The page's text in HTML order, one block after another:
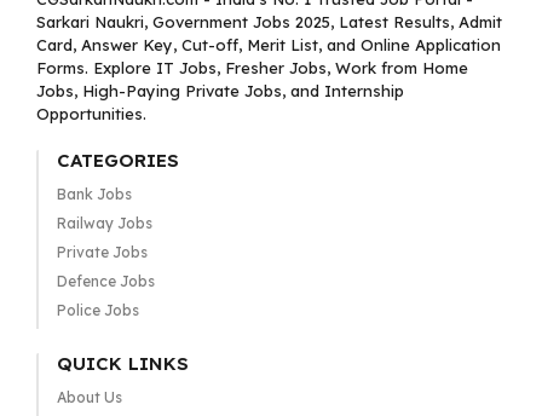
Sarkari Naukri, Government Jobs 2025, Latest Results, Admit
Card, Answer Key, Cut-off, Merit List, and Online Application
Forms. Explore IT Jobs, Fresher Jobs, Work from Home
Jobs, High-Paying Private Jobs, and Internship
Opportunities.
CATEGORIES
Bank Jobs
Railway Jobs
Private Jobs
Defence Jobs
Police Jobs
QUICK LINKS
About Us